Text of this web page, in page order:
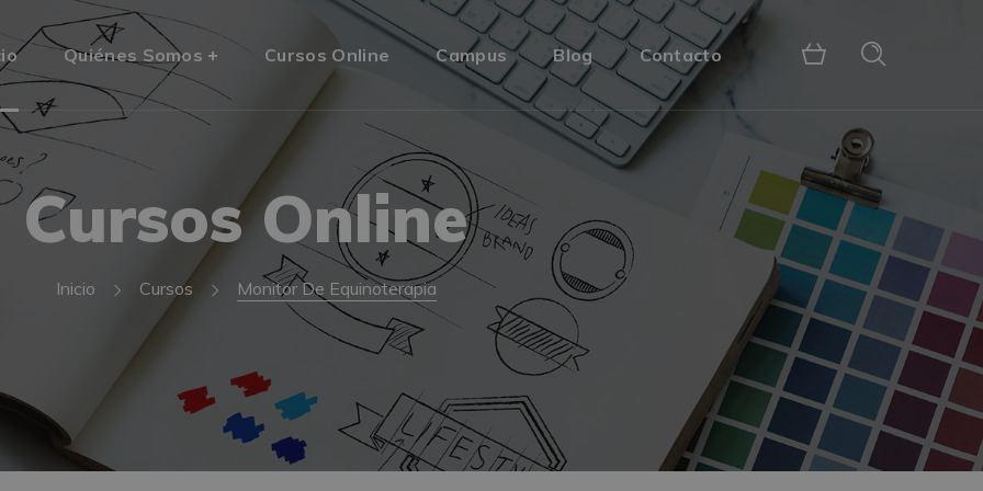
Quiénes Somos Cursos Online Campus Blog Contacto
Cursos Online
Inicio Cursos Monitor De Equinoterapia